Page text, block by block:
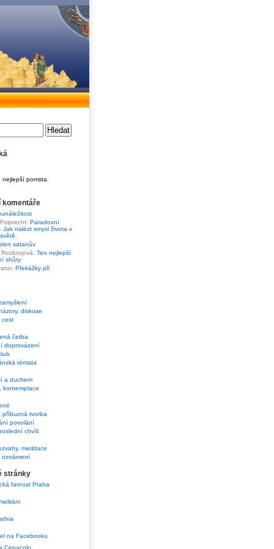
pomsta.
komentáře
: Paradoxní
Jak nalézt smysl života v
satanův
: Ten nejlepší
shůry
: Překážky při
diskuse
cest
četba
doprovázení
témata
a duchem
kontemplace
příbuzná tvorba
povolání
chvíli
meditace
oznámení
stránky
farnost Praha
Cenacolo